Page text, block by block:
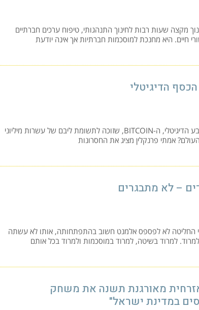
מקצה שעות רבות לחינוך התנהגותי, טיפוח ערכים חברתיים
חיים. היא מחנכת למוסכמות חברתיות אך אינה יודעת
הדיגיטלי
מה זה המטבע הדיגיטלי, ה-BITCOIN, שזוכה לתשומת ליבם של עשרות מיליוני
אמתי פרנקלין מציג את החסרונות
– לא מתבגרים
החליטה לא לפספס אלמנט חשוב בהתפתחותה, אותו לא עשתה
למרוד בשיטה, למרוד במוסכמות ולמרוד בכל אותם
מאורגנת תשנה את משחק
במדינת ישראל"